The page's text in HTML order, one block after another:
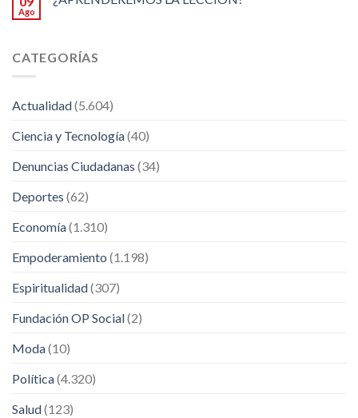
Ago
CATEGORÍAS
Actualidad(5.604)
Ciencia y Tecnología(40)
Denuncias Ciudadanas (34)
Deportes (62)
Economía(1.310)
Empoderamiento (1.198)
Espiritualidad(307)
Fundación OP Social(2)
Moda(10)
Política(4.320)
Salud(123)